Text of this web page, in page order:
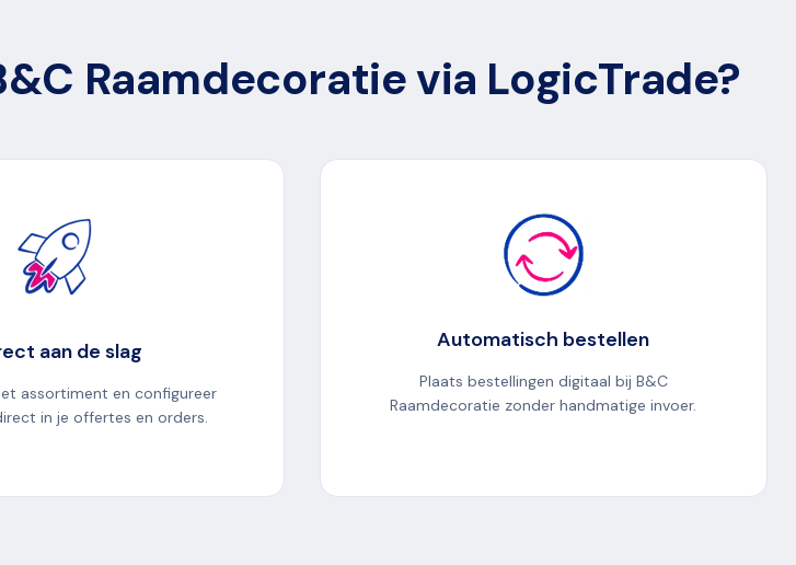
Raamdecoratie via LogicTrade?
aan de slag
assortiment en configureer
in je offertes en orders.
Automatisch bestellen
Plaats bestellingen digitaal bij B&C
Raamdecoratie zonder handmatige invoer.